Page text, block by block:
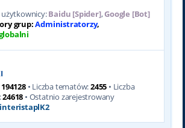
Baidu [Spider],Google [Bot]
grup:Administratorzy,
194128• Liczba tematów:2455 • Liczba
24618 • Ostatnio zarejestrowany